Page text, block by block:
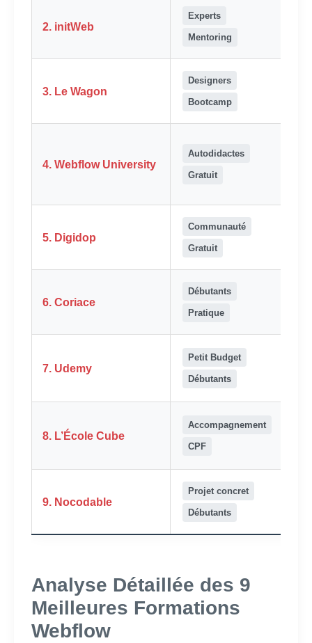
2. initWeb
Experts
Mentoring
3. Le Wagon
Designers
Bootcamp
4. Webflow University
Autodidactes
Gratuit
5. Digidop
Communauté
Gratuit
6. Coriace
Débutants
Pratique
7. Udemy
Petit Budget
Débutants
8. L’École Cube
Accompagnement
CPF
9. Nocodable
Projet concret
Débutants
Analyse Détaillée des 9
Meilleures Formations
Webflow